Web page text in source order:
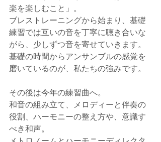
楽を楽しむこと」。
ブレストレーニングから始まり、基礎
練習では互いの音を丁寧に聴き合いな
がら、少しずつ音を寄せていきます。
基礎の時間からアンサンブルの感覚を
磨いているのが、私たちの強みです。
その後は今年の練習曲へ。
和音の組み立て、メロディーと伴奏の
役割、ハーモニーの整え方や、意識す
べき和声。